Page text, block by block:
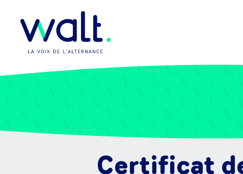
Certificat